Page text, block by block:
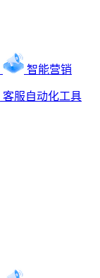
智能营销
客服自动化工具